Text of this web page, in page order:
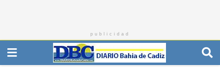
publicidad